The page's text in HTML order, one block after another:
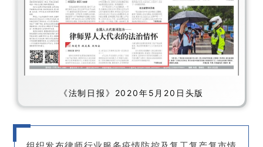
《法制日报》2020年5月20日头版